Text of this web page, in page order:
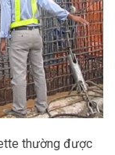
thường được